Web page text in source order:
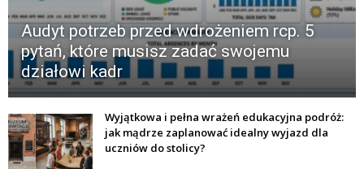
Audyt potrzeb przed wdrożeniem rcp. 5
pytań, które musisz zadać swojemu
działowi kadr
Wyjątkowa i pełna wrażeń edukacyjna podróż:
jak mądrze zaplanować idealny wyjazd dla
uczniów do stolicy?